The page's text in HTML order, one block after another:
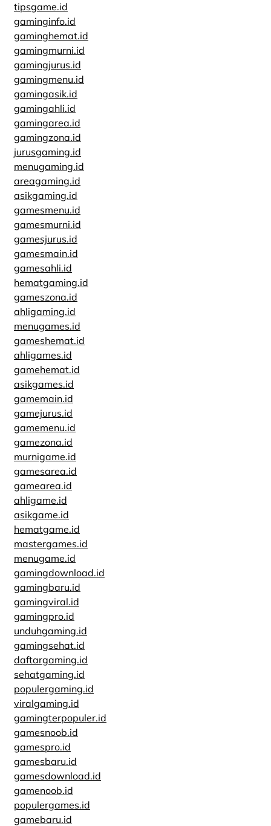
tipsgame.id
gaminginfo.id
gaminghemat.id
gamingmurni.id
gamingjurus.id
gamingmenu.id
gamingasik.id
gamingahli.id
gamingarea.id
gamingzona.id
jurusgaming.id
menugaming.id
areagaming.id
asikgaming.id
gamesmenu.id
gamesmurni.id
gamesjurus.id
gamesmain.id
gamesahli.id
hematgaming.id
gameszona.id
ahligaming.id
menugames.id
gameshemat.id
ahligames.id
gamehemat.id
asikgames.id
gamemain.id
gamejurus.id
gamemenu.id
gamezona.id
murnigame.id
gamesarea.id
gamearea.id
ahligame.id
asikgame.id
hematgame.id
mastergames.id
menugame.id
gamingdownload.id
gamingbaru.id
gamingviral.id
gamingpro.id
unduhgaming.id
gamingsehat.id
daftargaming.id
sehatgaming.id
populergaming.id
viralgaming.id
gamingterpopuler.id
gamesnoob.id
gamespro.id
gamesbaru.id
gamesdownload.id
gamenoob.id
populergames.id
gamebaru.id